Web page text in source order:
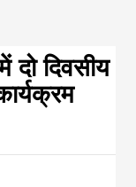
of
दो दिवसीय